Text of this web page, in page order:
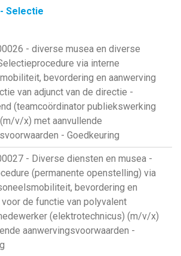
Selectie
- diverse musea en diverse
via interne
bevordering en aanwerving
van adjunct van de directie -
(teamcoördinator publiekswerking
v/x) met aanvullende
- Goedkeuring
- Diverse diensten en musea -
(permanente openstelling) via
bevordering en
de functie van polyvalent
(elektrotechnicus) (m/v/x)
aanwervingsvoorwaarden -